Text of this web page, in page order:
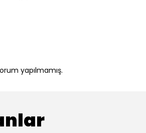
yapılmamış.